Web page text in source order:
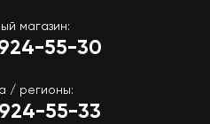
магазин:
55-30
/ регионы:
924-55-33